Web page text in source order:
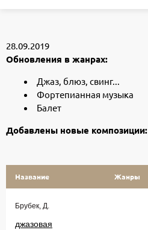
28.09.2019
Обновления в жанрах:
Джаз, блюз, свинг...
Фортепианная музыка
Балет
Добавлены новые композиции:
Название Жанры
Брубек, Д.
джазовая